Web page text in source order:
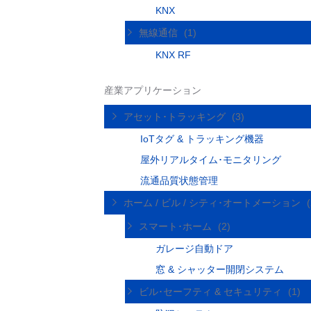
KNX
無線通信
(1)
KNX RF
産業アプリケーション
アセット･トラッキング
(3)
IoTタグ & トラッキング機器
屋外リアルタイム･モニタリング
流通品質状態管理
ホーム / ビル / シティ･オートメーション
スマート･ホーム
(2)
ガレージ自動ドア
窓 & シャッター開閉システム
ビル･セーフティ & セキュリティ
(1)